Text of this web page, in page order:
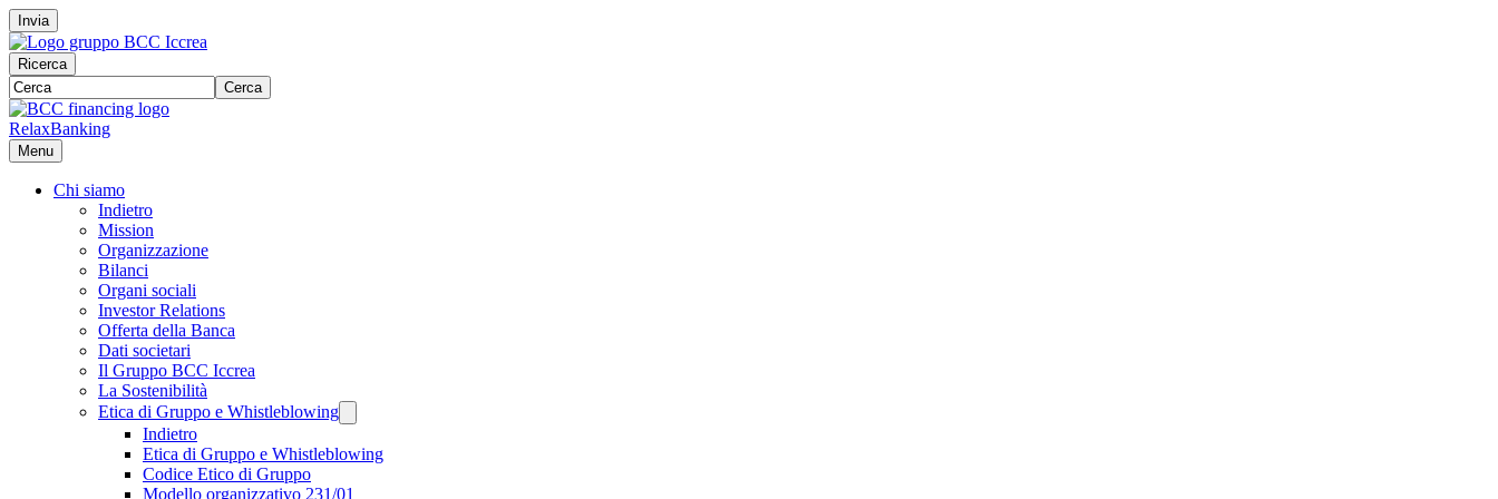
Invia
Ricerca
Cerca
RelaxBanking
Menu
Chi siamo
Indietro
Mission
Organizzazione
Bilanci
Organi sociali
Investor Relations
Offerta della Banca
Dati societari
Il Gruppo BCC Iccrea
La Sostenibilità
Etica di Gruppo e Whistleblowing
Indietro
Etica di Gruppo e Whistleblowing
Codice Etico di Gruppo
Modello organizzativo 231/01